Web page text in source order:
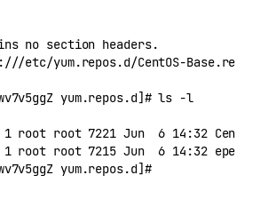
no section headers.
yum.repos.d/CentOS-
yum.repos.d]# ls -l
root 7221 Jun  6 14:32 CentOS-
root root 7215 Jun  6 14:32
yum.repos.d]#